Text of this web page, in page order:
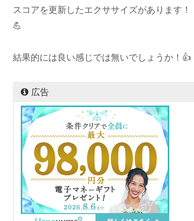
スコアを更新したエクササイズがあります！
💪
結果的には良い感じでは無いでしょうか！👍
広告